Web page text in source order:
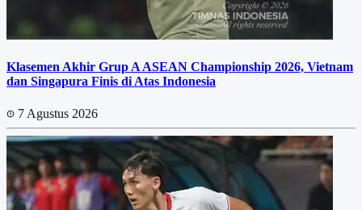
Klasemen Akhir Grup A ASEAN Championship 2026, Vietnam
dan Singapura Finis di Atas Indonesia
7 Agustus 2026